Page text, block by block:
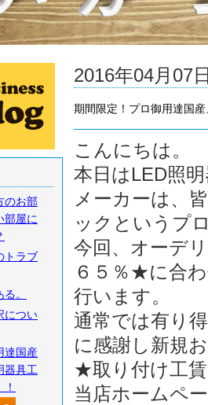
2016年04月07
期間限定！プロ御用達国
こんにちは。
本日はLED照
メーカーは、
ックというプ
今回、オーデ
６５％★に合
行います。
通常では有り
に感謝し新規
★取り付け工
当店ホームペ
のお部
部屋に
トラブ
。
につい
達国産
器具工